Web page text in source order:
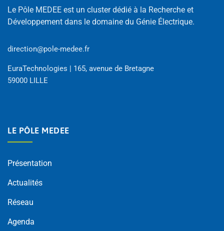
Le Pôle MEDEE est un cluster dédié à la Recherche et
Développement dans le domaine du Génie Électrique.
direction@pole-medee.fr
EuraTechnologies | 165, avenue de Bretagne
59000 LILLE
LE PÔLE MEDEE
Présentation
Actualités
Réseau
Agenda